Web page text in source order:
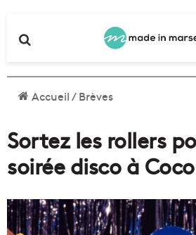
Accueil/Brèves
Sortez les rollers
soirée disco à